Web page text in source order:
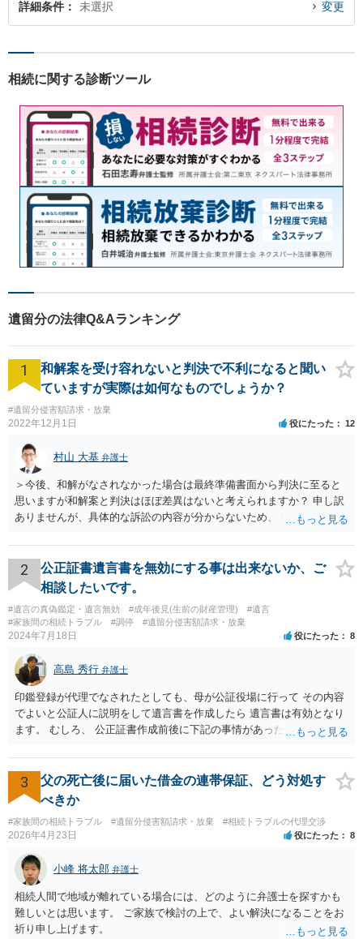
詳細条件 未選択 変更
相続に関する診断ツール
遺留分の法律Q&Aランキング
1
和解案を受け容れないと判決で不利になると聞い
ていますが実際は如何なものでしょうか？
#遺留分侵害額請求・放棄
2022年12月1日 役にたった 12
村山 大基 弁護士
＞今後、和解がなされなかった場合は最終準備書面から判決に至ると
思いますが和解案と判決はほぼ差異はないと考えられますか？ 申し訳
ありませんが、具体的な訴訟の内容が分からないため、 何とも回答が
わかっている代理人弁護士に聞くか、 訴訟資料を持って面談相談に行
ってみましょう。 その上で、一般論として回答するなら、和解案と判
決は（ケースによって程度の差はあっても）食い違うことが多いで
す。 金額は適当ですが、例えば判決で１００万円支払え、という結論
になりそうな場合、 そのまま１００万円を和解案として提示しても、
判決と変わらないなら払う側としてはあまり和解に応じようという気
のまま判決で１００万円支払いとなるより、７０万円でまとめた方が
マシ」ということで、 合意の可能性が出てきます。 応じるかどうか
は、判決になったらどうなりそうか、という点についての検討が不可
欠ですので、 初めに述べた通り、代理人と相談するか、資料を持って
面談相談に行ってみることをお勧めします。
2
公正証書遺言書を無効にする事は出来ないか、ご
相談したいです。
#遺言の真偽鑑定・遺言無効 #成年後見(生前の財産管理)
#遺言
#家族間の相続トラブル
#調停 #遺留分侵害額請求・放棄
2024年7月18日 役にたった 8
高島 秀行 弁護士
印鑑登録が代理でなされたとしても、母が公証役場に行って その内容
でよいと公証人に説明をして遺言書を作成したら 遺言書は有効となり
ます。 むしろ、 公正証書作成前後に下記の事情があったことが証明で
月に携帯が新しくなった母からの第一声は「ここにいたら殺される」
「面会に来てくれ」で、長男に聞くと「面会は出来ない。俺は携帯電
話の使い方を教える為に会っている」「母の話は聞かなくて良い」と
電話が切れました。その後の電話でも「食事に毒が入っている」「体
にチップが埋められている」等、おかしかったです。 当時の診療記
録、介護認定の資料、介護記録を取得して 弁護士に面談で相談された
方がよいと思います。
3
父の死亡後に届いた借金の連帯保証、どう対処す
べきか
#家族間の相続トラブル #遺留分侵害額請求・放棄 #相続トラブルの代理交渉
2026年4月23日 役にたった 8
小峰 将太郎 弁護士
相続人間で地域が離れている場合には、どのように弁護士を探すかも
難しいとは思います。 ご家族で検討の上で、よい解決になることをお
祈り申し上げます。